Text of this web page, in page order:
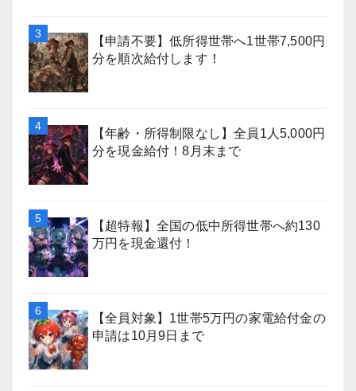
【申請不要】低所得世帯へ1世帯7,500円
分を順次給付します！
【年齢・所得制限なし】全員1人5,000円
分を現金給付！8月末まで
【超特報】全国の低中所得世帯へ約130
万円を現金還付！
【全員対象】1世帯5万円の家電給付金の
申請は10月9日まで